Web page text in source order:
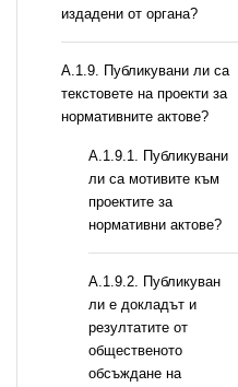
издадени от органа?
А.1.9. Публикувани ли са
текстовете на проекти за
нормативните актове?
А.1.9.1. Публикувани
ли са мотивите към
проектите за
нормативни актове?
А.1.9.2. Публикуван
ли е докладът и
резултатите от
общественото
обсъждане на